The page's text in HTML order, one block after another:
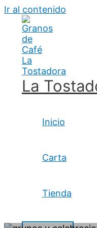
Ir al contenido
La
Inicio
Carta
Tienda